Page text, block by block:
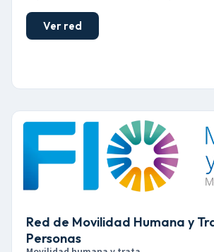
Ver red
Red de Movilidad Humana y
Personas